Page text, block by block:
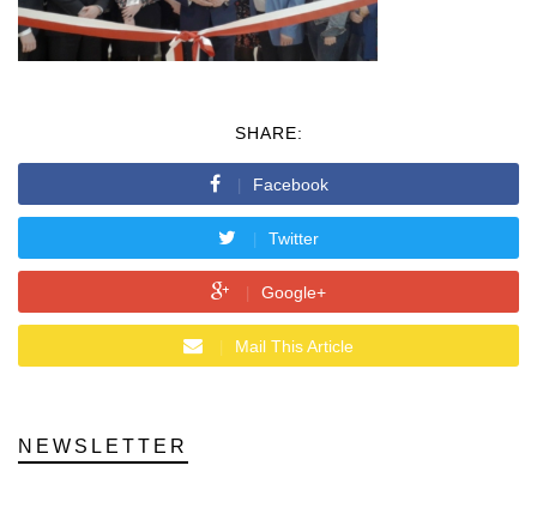
SHARE:
Facebook
Twitter
Google+
Mail This Article
NEWSLETTER